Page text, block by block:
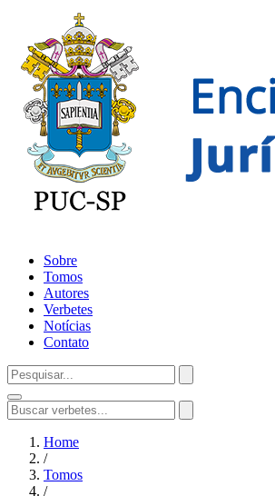
Sobre
Tomos
Autores
Verbetes
Notícias
Contato
Home
/
Tomos
/